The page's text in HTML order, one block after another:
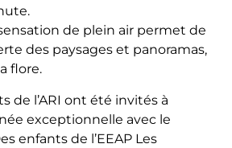
de plein air permet de
des paysages et panoramas,
flore.
de l’ARI ont été invités à
exceptionnelle avec le
enfants de l’EEAP Les